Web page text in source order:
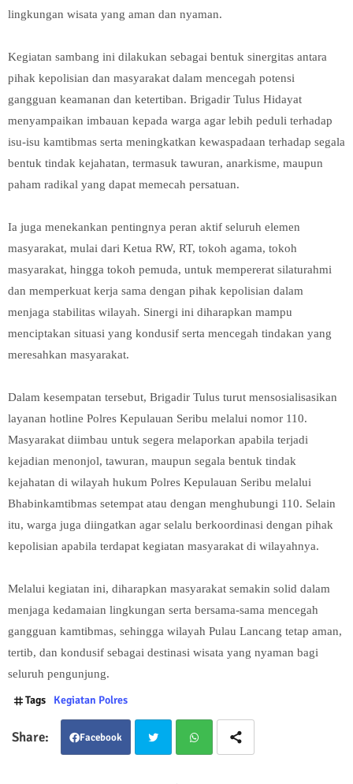
lingkungan wisata yang aman dan nyaman.
Kegiatan sambang ini dilakukan sebagai bentuk sinergitas antara
pihak kepolisian dan masyarakat dalam mencegah potensi
gangguan keamanan dan ketertiban. Brigadir Tulus Hidayat
menyampaikan imbauan kepada warga agar lebih peduli terhadap
isu-isu kamtibmas serta meningkatkan kewaspadaan terhadap segala
bentuk tindak kejahatan, termasuk tawuran, anarkisme, maupun
paham radikal yang dapat memecah persatuan.
Ia juga menekankan pentingnya peran aktif seluruh elemen
masyarakat, mulai dari Ketua RW, RT, tokoh agama, tokoh
masyarakat, hingga tokoh pemuda, untuk mempererat silaturahmi
dan memperkuat kerja sama dengan pihak kepolisian dalam
menjaga stabilitas wilayah. Sinergi ini diharapkan mampu
menciptakan situasi yang kondusif serta mencegah tindakan yang
meresahkan masyarakat.
Dalam kesempatan tersebut, Brigadir Tulus turut mensosialisasikan
layanan hotline Polres Kepulauan Seribu melalui nomor 110.
Masyarakat diimbau untuk segera melaporkan apabila terjadi
kejadian menonjol, tawuran, maupun segala bentuk tindak
kejahatan di wilayah hukum Polres Kepulauan Seribu melalui
Bhabinkamtibmas setempat atau dengan menghubungi 110. Selain
itu, warga juga diingatkan agar selalu berkoordinasi dengan pihak
kepolisian apabila terdapat kegiatan masyarakat di wilayahnya.
Melalui kegiatan ini, diharapkan masyarakat semakin solid dalam
menjaga kedamaian lingkungan serta bersama-sama mencegah
gangguan kamtibmas, sehingga wilayah Pulau Lancang tetap aman,
tertib, dan kondusif sebagai destinasi wisata yang nyaman bagi
seluruh pengunjung.
Tags Kegiatan Polres
Facebook